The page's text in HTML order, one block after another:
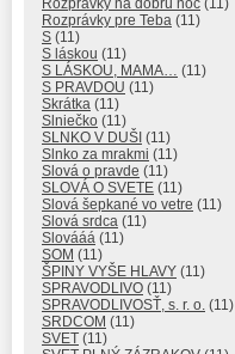
Rozprávky na dobrú noc (11)
Rozprávky pre Teba (11)
S (11)
S láskou (11)
S LÁSKOU, MAMA… (11)
S PRAVDOU (11)
Skrátka (11)
Slniečko (11)
SLNKO V DUŠI (11)
Slnko za mrakmi (11)
Slová o pravde (11)
SLOVÁ O SVETE (11)
Slová šepkané vo vetre (11)
Slová srdca (11)
Slovááá (11)
SOM (11)
ŠPINY VYŠE HLAVY (11)
SPRAVODLIVO (11)
SPRAVODLIVOSŤ, s. r. o. (11)
SRDCOM (11)
SVET (11)